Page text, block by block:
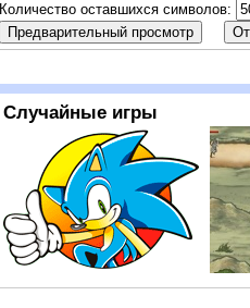
Количество оставшихся символов:
Случайные игры